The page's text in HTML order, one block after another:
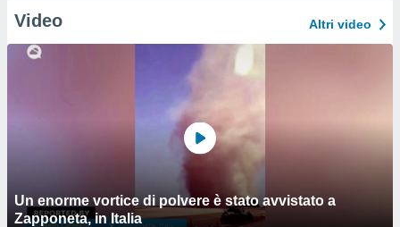
Video Altri video
Un enorme vortice di polvere è stato avvistato a
Zapponeta, in Italia